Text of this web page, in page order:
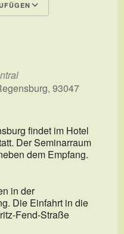
93047
findet im Hotel
Der Seminarraum
dem Empfang.
in der
Die Einfahrt in die
Fend-Straße